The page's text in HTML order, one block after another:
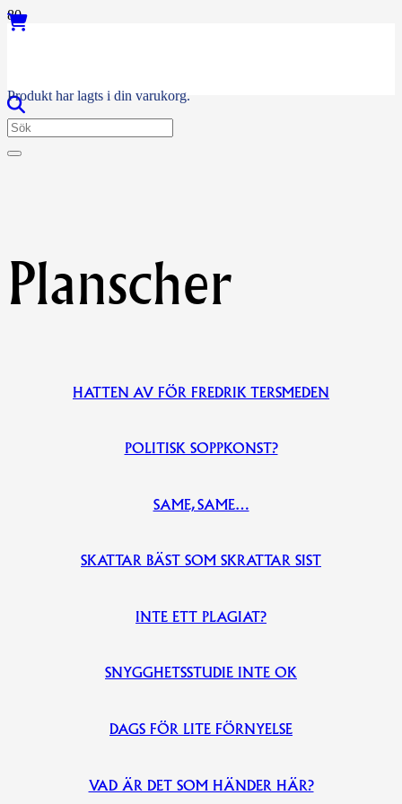
Produkt har lagts i din varukorg.
Planscher
HATTEN AV FÖR FREDRIK TERSMEDEN
POLITISK SOPPKONST?
SAME, SAME…
SKATTAR BÄST SOM SKRATTAR SIST
INTE ETT PLAGIAT?
SNYGGHETSSTUDIE INTE OK
DAGS FÖR LITE FÖRNYELSE
VAD ÄR DET SOM HÄNDER HÄR?